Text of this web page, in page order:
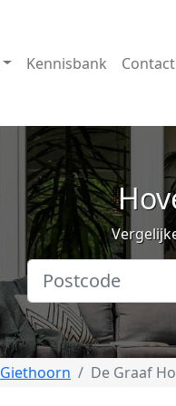
Kennisbank Contact
Giethoorn De Graaf